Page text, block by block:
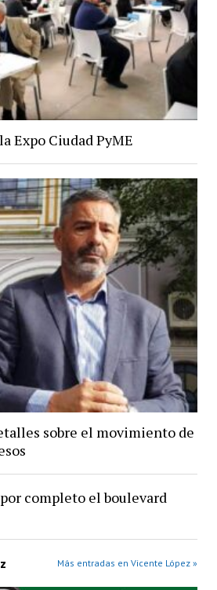
Expo Ciudad PyME
sobre el movimiento de
completo el boulevard
Más entradas en Vicente López »